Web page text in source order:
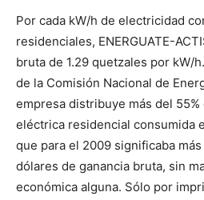
Por cada kW/h de electricidad
residenciales, ENERGUATE-
bruta de 1.29 quetzales por kW/
de la Comisión Nacional de
empresa distribuye más del
eléctrica residencial consumida
que para el 2009 significaba
dólares de ganancia bruta, sin
económica alguna. Sólo por